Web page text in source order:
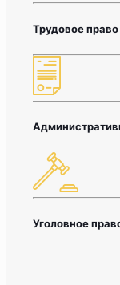
Трудовое право
Уголовное